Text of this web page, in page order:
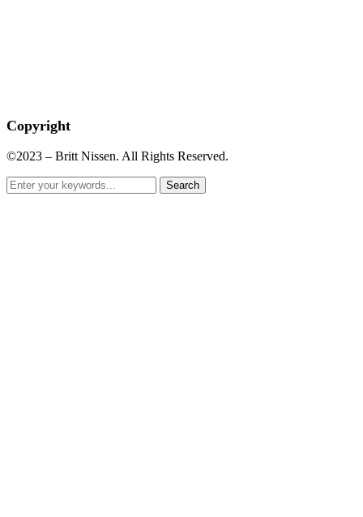
Copyright
©2023 – Britt Nissen. All Rights Reserved.